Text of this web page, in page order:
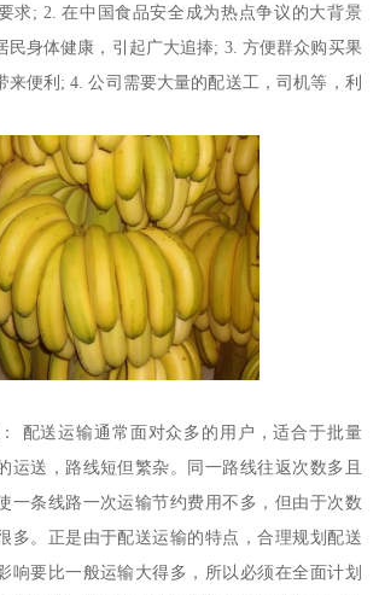
求; 2. 在中国食品安全成为热点争议的大背景
民身体健康，引起广大追捧; 3. 方便群众购买果
来便利; 4. 公司需要大量的配送工，司机等，利
配送运输通常面对众多的用户，适合于批量
运送，路线短但繁杂。同一路线往返次数多且
一条线路一次运输节约费用不多，但由于次数
多。正是由于配送运输的特点，合理规划配送
响要比一般运输大得多，所以必须在全面计划